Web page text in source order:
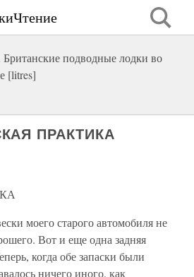
подводные лодки во
[litres]
ПРАКТИКА
моего старого автомобиля не
Вот и еще одна задняя
когда обе запаски были
ничего иного, как